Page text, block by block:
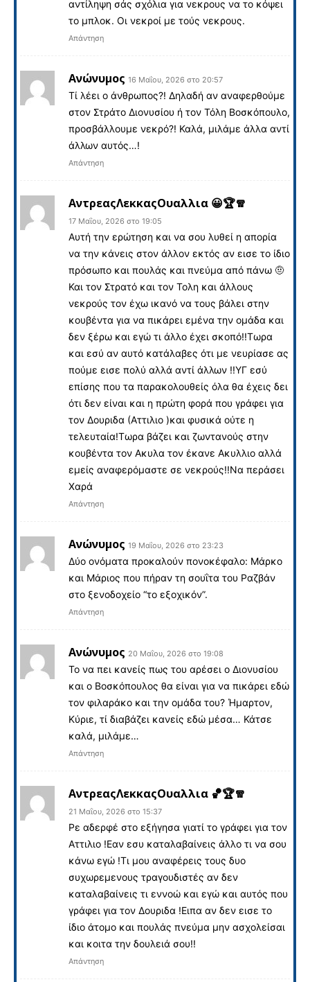
αντίληψη σάς σχόλια για νεκρους να το κόψει
το μπλοκ. Οι νεκροί με τούς νεκρους.
Απάντηση
Ανώνυμος 16 Μαΐου, 2026 στο 20:57
Τί λέει ο άνθρωπος?! Δηλαδή αν αναφερθούμε
στον Στράτο Διονυσίου ή τον Τόλη Βοσκόπουλο,
προσβάλλουμε νεκρό?! Καλά, μιλάμε άλλα αντί
άλλων αυτός…!
Απάντηση
ΑντρεαςΛεκκαςΟυαλλια 😀🏆🧣
17 Μαΐου, 2026 στο 19:05
Αυτή την ερώτηση και να σου λυθεί η απορία
να την κάνεις στον άλλον εκτός αν εισε το ίδιο
πρόσωπο και πουλάς και πνεύμα από πάνω 🤨
Και τον Στρατό και τον Τολη και άλλους
νεκρούς τον έχω ικανό να τους βάλει στην
κουβέντα για να πικάρει εμένα την ομάδα και
δεν ξέρω και εγώ τι άλλο έχει σκοπό!!Τωρα
και εσύ αν αυτό κατάλαβες ότι με νευρίασε ας
πούμε εισε πολύ αλλά αντί άλλων !!ΥΓ εσύ
επίσης που τα παρακολουθείς όλα θα έχεις δει
ότι δεν είναι και η πρώτη φορά που γράφει για
τον Δουριδα (Αττιλιο )και φυσικά ούτε η
τελευταία!Τωρα βάζει και ζωντανούς στην
κουβέντα τον Ακυλα τον έκανε Ακυλλιο αλλά
εμείς αναφερόμαστε σε νεκρούς!!Να περάσει
Χαρά
Απάντηση
Ανώνυμος 19 Μαΐου, 2026 στο 23:23
Δύο ονόματα προκαλούν πονοκέφαλο: Μάρκο
και Μάριος που πήραν τη σουΐτα του Ραζβάν
στο ξενοδοχείο “το εξοχικόν”.
Απάντηση
Ανώνυμος 20 Μαΐου, 2026 στο 19:08
Το να πει κανείς πως του αρέσει ο Διονυσίου
και ο Βοσκόπουλος θα είναι για να πικάρει εδώ
τον φιλαράκο και την ομάδα του? Ήμαρτον,
Κύριε, τί διαβάζει κανείς εδώ μέσα… Κάτσε
καλά, μιλάμε…
Απάντηση
ΑντρεαςΛεκκαςΟυαλλια 🏀🏆🧣
21 Μαΐου, 2026 στο 15:37
Ρε αδερφέ στο εξήγησα γιατί το γράφει για τον
Αττιλιο !Εαν εσυ καταλαβαίνεις άλλο τι να σου
κάνω εγώ !Τι μου αναφέρεις τους δυο
συχωρεμενους τραγουδιστές αν δεν
καταλαβαίνεις τι εννοώ και εγώ και αυτός που
γράφει για τον Δουριδα !Ειπα αν δεν εισε το
ίδιο άτομο και πουλάς πνεύμα μην ασχολείσαι
και κοιτα την δουλειά σου!!
Απάντηση